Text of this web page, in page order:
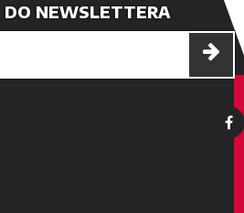
DO NEWSLETTERA